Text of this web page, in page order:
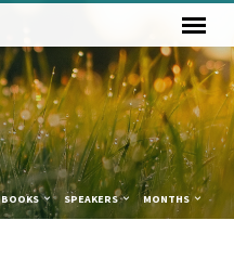
BOOKS SPEAKERS MONTHS